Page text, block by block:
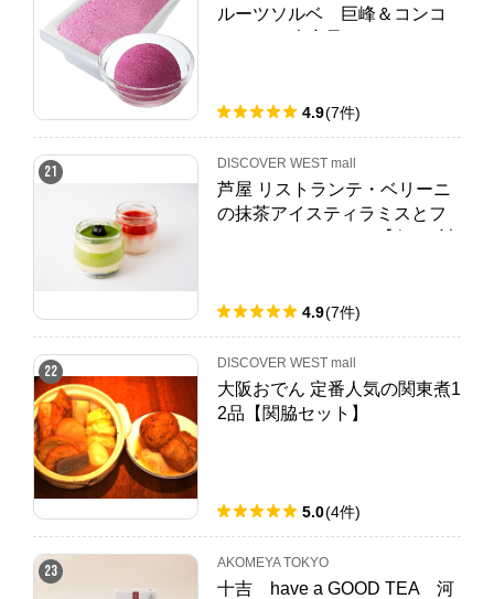
ルーツソルベ 巨峰＆コンコ
4.9(7件)
21 DISCOVER WEST mall
芦屋 リストランテ・ベリーニ
の抹茶アイスティラミスとフ
4.9(7件)
22 DISCOVER WEST mall
大阪おでん 定番人気の関東煮1
2品【関脇セット】
5.0(4件)
23 AKOMEYA TOKYO
十吉 have a GOOD TEA 河